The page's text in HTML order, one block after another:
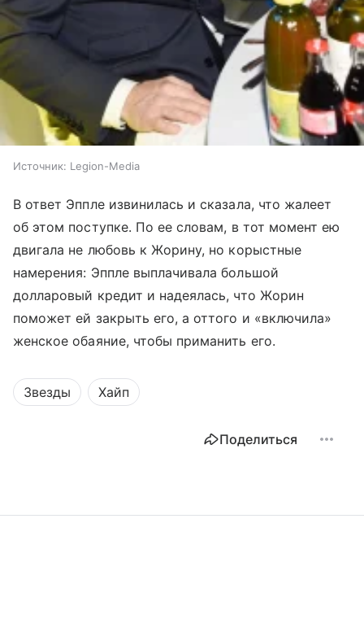
Источник: Legion-Media
В ответ Эппле извинилась и сказала, что жалеет
об этом поступке. По ее словам, в тот момент ею
двигала не любовь к Жорину, но корыстные
намерения: Эппле выплачивала большой
долларовый кредит и надеялась, что Жорин
поможет ей закрыть его, а оттого и «включила»
женское обаяние, чтобы приманить его.
Звезды Хайп
Поделиться